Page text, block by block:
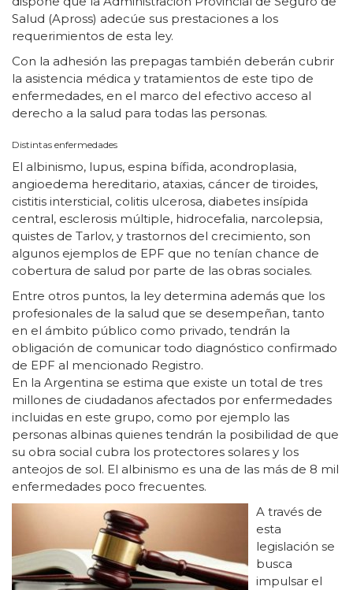
Salud (Apross) adecúe sus prestaciones a los
requerimientos de esta ley.
Con la adhesión las prepagas también deberán cubrir
la asistencia médica y tratamientos de este tipo de
enfermedades, en el marco del efectivo acceso al
derecho a la salud para todas las personas.
Distintas enfermedades
El albinismo, lupus, espina bífida, acondroplasia,
angioedema hereditario, ataxias, cáncer de tiroides,
cistitis intersticial, colitis ulcerosa, diabetes insípida
central, esclerosis múltiple, hidrocefalia, narcolepsia,
quistes de Tarlov, y trastornos del crecimiento, son
algunos ejemplos de EPF que no tenían chance de
cobertura de salud por parte de las obras sociales.
Entre otros puntos, la ley determina además que los
profesionales de la salud que se desempeñan, tanto
en el ámbito público como privado, tendrán la
obligación de comunicar todo diagnóstico confirmado
de EPF al mencionado Registro.
En la Argentina se estima que existe un total de tres
millones de ciudadanos afectados por enfermedades
incluidas en este grupo, como por ejemplo las
personas albinas quienes tendrán la posibilidad de que
su obra social cubra los protectores solares y los
anteojos de sol. El albinismo es una de las más de 8 mil
enfermedades poco frecuentes.
A través de
esta
legislación se
busca
impulsar el